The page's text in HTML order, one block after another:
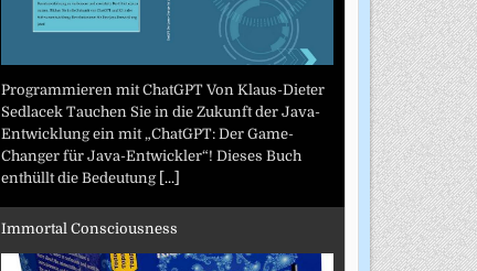
Programmieren mit ChatGPT Von Klaus-Dieter
Sedlacek Tauchen Sie in die Zukunft der Java-
Entwicklung ein mit „ChatGPT: Der Game-
Changer für Java-Entwickler“! Dieses Buch
enthüllt die Bedeutung [...]
Immortal Consciousness